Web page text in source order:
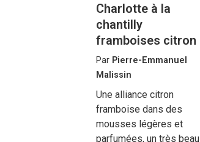
Charlotte à la
chantilly
framboises citron
Par Pierre-Emmanuel
Malissin
Une alliance citron
framboise dans des
mousses légères et
parfumées, un très beau